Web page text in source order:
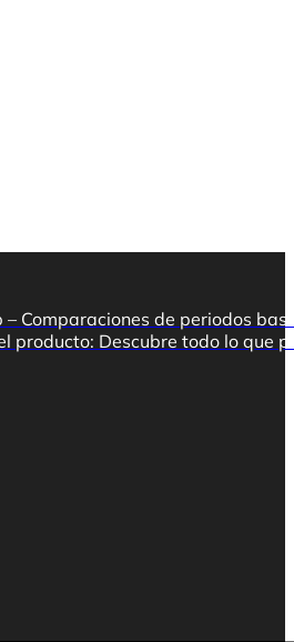
– Comparaciones de periodos
producto: Descubre todo lo que